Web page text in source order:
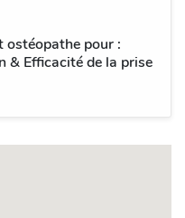
ostéopathe pour :
& Efficacité de la prise